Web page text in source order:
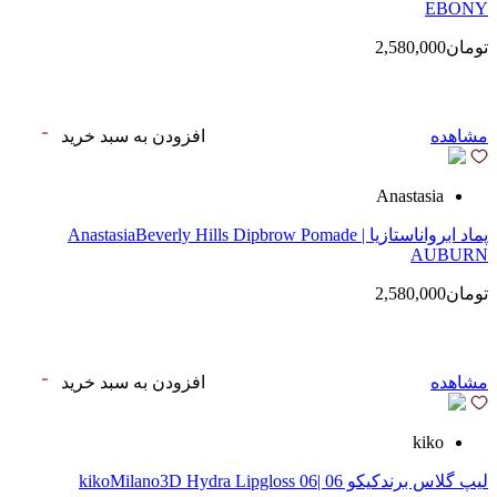
EBONY
تومان2,580,000
مشاهده افزودن به سبد خرید
Anastasia
پماد ابرواناستازیا | AnastasiaBeverly Hills Dipbrow Pomade
AUBURN
تومان2,580,000
مشاهده افزودن به سبد خرید
kiko
لیپ گلاس‌ برندکیکو 06 |kikoMilano3D Hydra Lipgloss 06